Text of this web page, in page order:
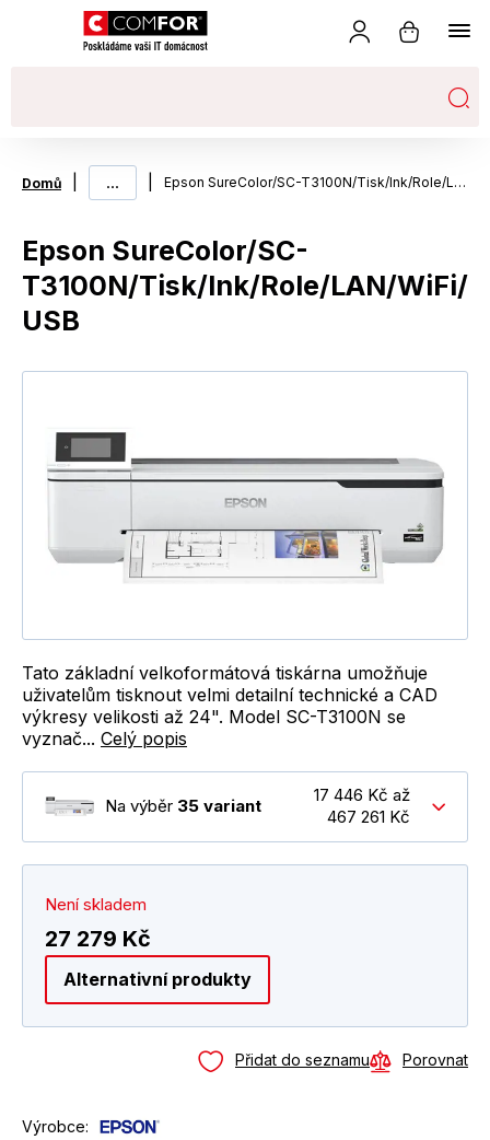
Domů ... Epson SureColor/SC-T3100N/Tisk/Ink/Role/LAN/WiFi/USB
Epson SureColor/SC-
T3100N/Tisk/Ink/Role/LAN/WiFi/
USB
Tato základní velkoformátová tiskárna umožňuje
uživatelům tisknout velmi detailní technické a CAD
výkresy velikosti až 24". Model SC-T3100N se
vyznač... Celý popis
Na výběr 35 variant
17 446 Kč až
467 261 Kč
Není skladem
27 279 Kč
Alternativní produkty
Přidat do seznamu Porovnat
Výrobce: